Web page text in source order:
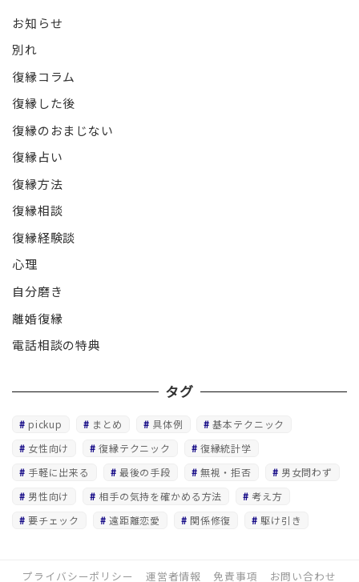
お知らせ
別れ
復縁コラム
復縁した後
復縁のおまじない
復縁占い
復縁方法
復縁相談
復縁経験談
心理
自分磨き
離婚復縁
電話相談の特典
タグ
pickup まとめ 具体例
基本テクニック
女性向け
復縁テクニック
復縁統計学
手軽に出来る
最後の手段 無視・拒否
男女問わず
男性向け
相手の気持を確かめる方法
考え方
要チェック
遠距離恋愛 関係修復 駆け引き
プライバシーポリシー 運営者情報 免責事項 お問い合わせ